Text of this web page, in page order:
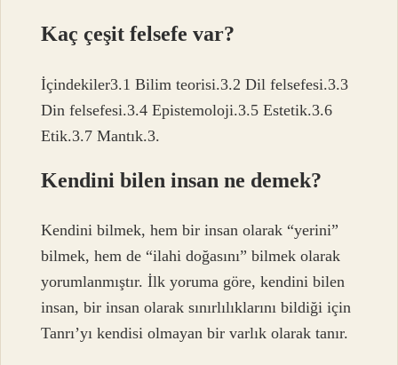
Kaç çeşit felsefe var?
İçindekiler3.1 Bilim teorisi.3.2 Dil felsefesi.3.3
Din felsefesi.3.4 Epistemoloji.3.5 Estetik.3.6
Etik.3.7 Mantık.3.
Kendini bilen insan ne demek?
Kendini bilmek, hem bir insan olarak “yerini”
bilmek, hem de “ilahi doğasını” bilmek olarak
yorumlanmıştır. İlk yoruma göre, kendini bilen
insan, bir insan olarak sınırlılıklarını bildiği için
Tanrı’yı ​​kendisi olmayan bir varlık olarak tanır.